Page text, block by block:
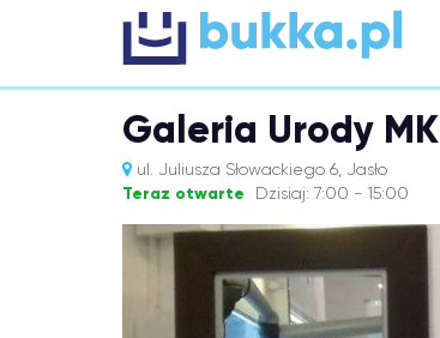
Galeria Urody MK
ul. Juliusza Słowackiego 6, Jasło
Teraz otwarte Dzisiaj: 7:00 - 15:00